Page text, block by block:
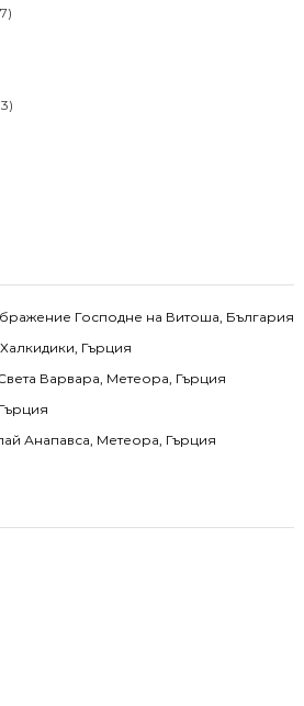
Господне на Витоша, България
Гърция
Варвара, Метеора, Гърция
Анапавса, Метеора, Гърция